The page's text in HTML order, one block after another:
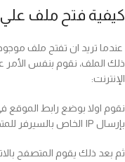
كيفية فتح ملف
عندما تريد ان تفتح ملف
ذلك الملف، نقوم بنفس الأمر
الإنترنت:
بإرسال IP الخاص بالسيرفر للمتصفح.
ثم بعد ذلك يقوم المتصفح